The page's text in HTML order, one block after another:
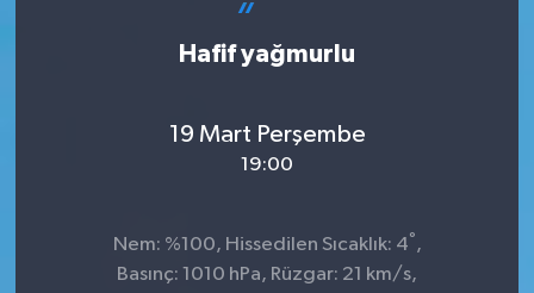
Hafif yağmurlu
19 Mart Perşembe
19:00
Nem: %100, Hissedilen Sıcaklık: 4° ,
Basınç: 1010 hPa, Rüzgar: 21 km/s,